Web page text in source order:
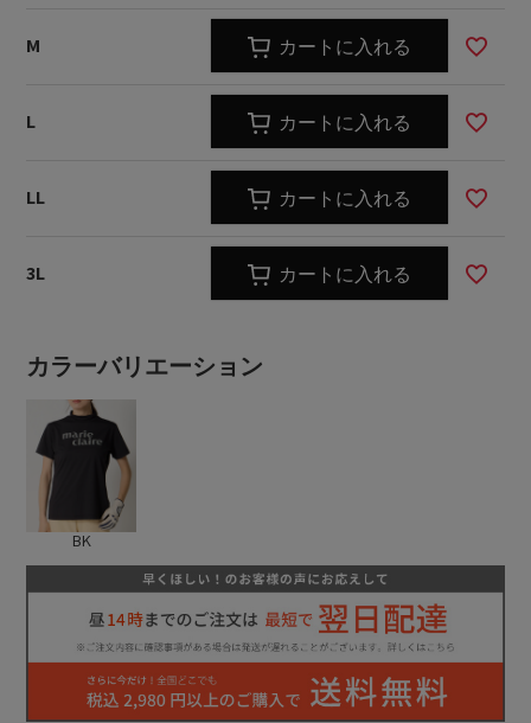
M カートに入れる
L カートに入れる
LL カートに入れる
3L カートに入れる
カラーバリエーション
BK